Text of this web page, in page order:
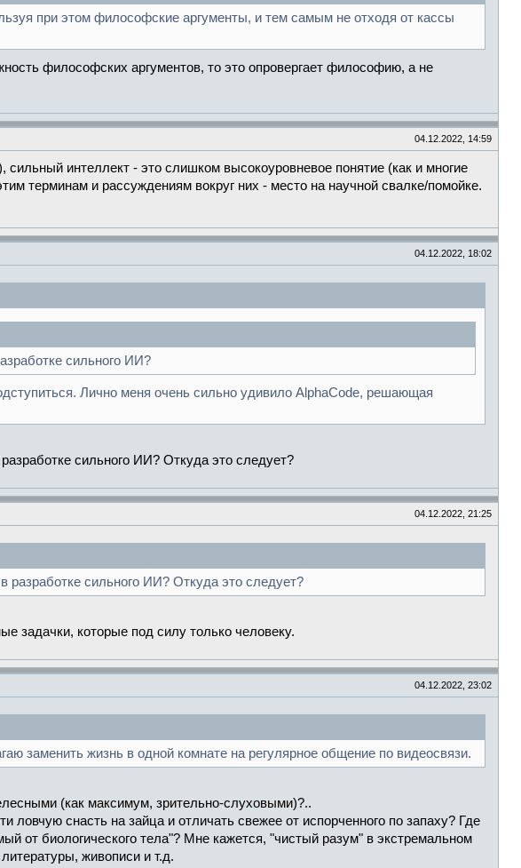
при этом философские аргументы, и тем самым не отходя от кассы
философских аргументов, то это опровергает философию, а не
04.12.2022, 14:59
интеллект - это слишком высокоуровневое понятие (как и многие
терминам и рассуждениям вокруг них - место на научной свалке/помойке.
04.12.2022, 18:02
сильного ИИ?
Лично меня очень сильно удивило AlphaCode, решающая
сильного ИИ? Откуда это следует?
04.12.2022, 21:25
разработке сильного ИИ? Откуда это следует?
задачки, которые под силу только человеку.
04.12.2022, 23:02
заменить жизнь в одной комнате на регулярное общение по видеосвязи.
(как максимум, зрительно-слуховыми)?..
снасть на зайца и отличать свежее от испорченного по запаху? Где
от биологического тела"? Мне кажется, "чистый разум" в экстремальном
живописи и т.д.